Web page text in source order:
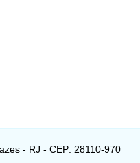
- RJ - CEP: 28110-970